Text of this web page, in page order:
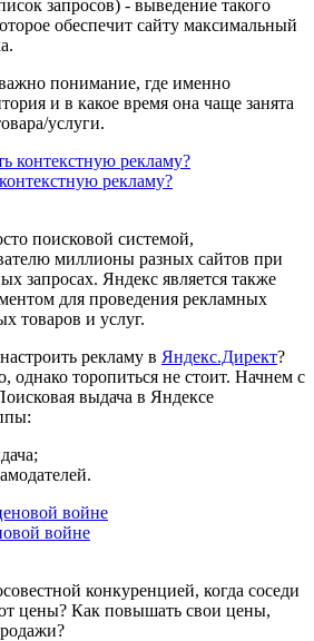
запросов) - выведение такого
обеспечит сайту максимальный
понимание, где именно
и в какое время она чаще занята
услуги.
рекламу?
поисковой системой,
миллионы разных сайтов при
запросах. Яндекс является также
для проведения рекламных
товаров и услуг.
рекламу в Яндекс.Директ?
однако торопиться не стоит. Начнем с
выдача в Яндексе
войне
конкуренцией, когда соседи
цены? Как повышать свои цены,